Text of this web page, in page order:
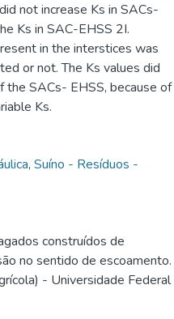
not increase Ks in SACs-
Ks in SAC-EHSS 2I.
in the interstices was
or not. The Ks values did
SACs- EHSS, because of
Ks.
, Suíno - Resíduos -
construídos de
no sentido de escoamento.
- Universidade Federal